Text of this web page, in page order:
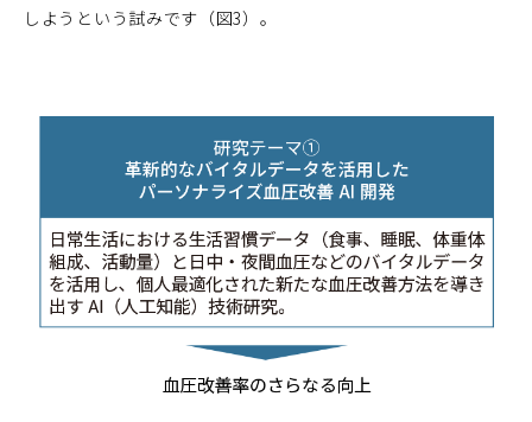
しようという試みです（図3）。